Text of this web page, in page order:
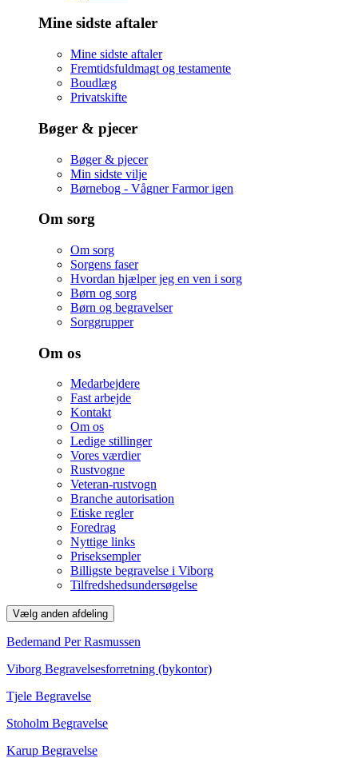
Mine sidste aftaler
Mine sidste aftaler
Fremtidsfuldmagt og testamente
Boudlæg
Privatskifte
Bøger & pjecer
Bøger & pjecer
Min sidste vilje
Børnebog - Vågner Farmor igen
Om sorg
Om sorg
Sorgens faser
Hvordan hjælper jeg en ven i sorg
Børn og sorg
Børn og begravelser
Sorggrupper
Om os
Medarbejdere
Fast arbejde
Kontakt
Om os
Ledige stillinger
Vores værdier
Rustvogne
Veteran-rustvogn
Branche autorisation
Etiske regler
Foredrag
Nyttige links
Priseksempler
Billigste begravelse i Viborg
Tilfredshedsundersøgelse
Vælg anden afdeling
Bedemand Per Rasmussen
Viborg Begravelsesforretning (bykontor)
Tjele Begravelse
Stoholm Begravelse
Karup Begravelse